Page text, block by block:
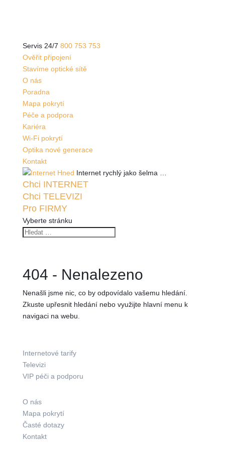
Servis 24/7 800 753 753
Ověřit připojení
Stavíme optické sítě
O nás
Poradna
Mapa pokrytí
Péče a podpora
Kariéra
Wi-Fi pokrytí
Optika nové generace
Kontakt
Internet rychlý jako šelma …
Chci INTERNET
Chci TELEVIZI
Pro FIRMY
Vyberte stránku
404 - Nenalezeno
Nenašli jsme nic, co by odpovídalo vašemu hledání.
Zkuste upřesnit hledání nebo využijte hlavní menu k
navigaci na webu.
Internetové tarify
Televizi
VIP péči a podporu
O nás
Mapa pokrytí
Časté dotazy
Kontakt